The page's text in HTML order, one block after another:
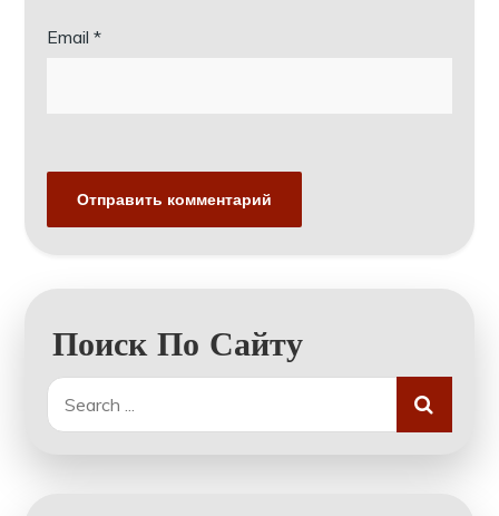
Email*
Поиск По Сайту
Search
for: